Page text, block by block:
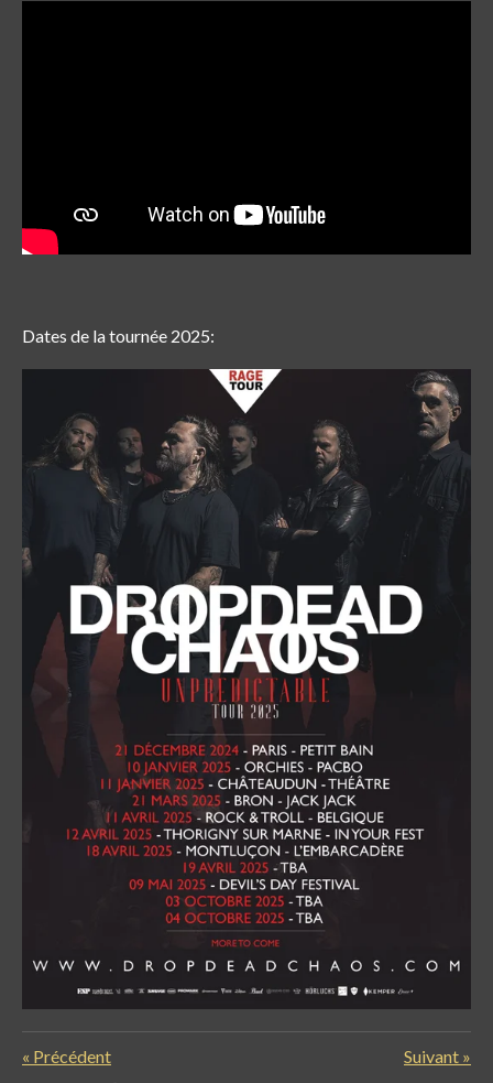
Dates de la tournée 2025:
« Précédent Suivant »